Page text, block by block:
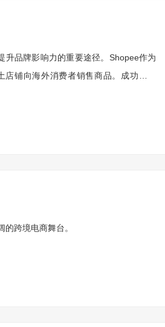
升品牌影响力的重要途径。Shopee作为
铺向海外消费者销售商品。成功运营
跨境电商舞台。